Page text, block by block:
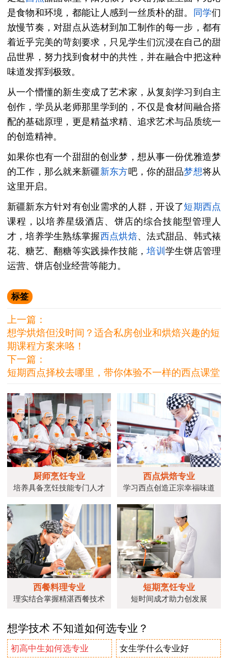
是食物和环境，都能让人感到一丝质朴的甜。
同学们
放慢节奏，对甜点从选材到加工制作的每一步，都有
着近乎完美的苛刻要求，只见学生们沉浸在自己的甜
品世界，努力找到食材中的共性，并在融合中把这种
味道发挥到极致。
从一个懵懂的新生变成了艺术家，从复刻学习到自主
创作，学员从老师那里学到的，不仅是食材间融合搭
配的基础原理，更是精益求精、追求艺术与品质统一
的创造精神。
如果你也有一个甜甜的创业梦，想从事一份优雅造梦
的工作，那么就来新疆新东方吧，你的甜品梦想将从
这里开启。
新疆新东方针对有创业需求的人群，开设了短期西点
课程，以培养星级酒店、饼店的综合技能型管理人
才，培养学生熟练掌握西点烘焙、法式甜品、韩式裱
花、糖艺、翻糖等实践操作技能，培训学生饼店管理
运营、饼店创业经营等能力。
标签
上一篇：
想学烘焙但没时间？适合私房创业和烘焙兴趣的短
期课程方案来咯！
下一篇：
短期西点择校去哪里，带你体验不一样的西点课堂
厨师烹饪专业
培养具备烹饪技能专门人才
西点烘焙专业
学习西点创造正宗幸福味道
西餐料理专业
理实结合掌握精湛西餐技术
短期烹饪专业
短时间成才助力创发展
想学技术 不知道如何选专业？
初高中生如何选专业 女生学什么专业好